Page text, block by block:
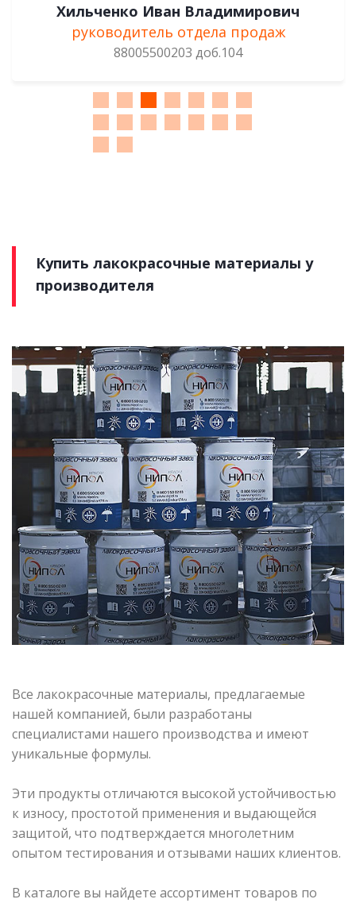
Хильченко Иван Владимирович
руководитель отдела продаж
88005500203 доб.104
Купить лакокрасочные материалы у
производителя
Все лакокрасочные материалы, предлагаемые
нашей компанией, были разработаны
специалистами нашего производства и имеют
уникальные формулы.
Эти продукты отличаются высокой устойчивостью
к износу, простотой применения и выдающейся
защитой, что подтверждается многолетним
опытом тестирования и отзывами наших клиентов.
В каталоге вы найдете ассортимент товаров по